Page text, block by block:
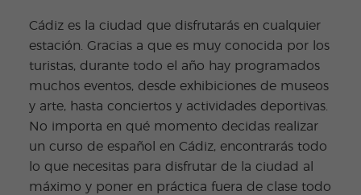
Cádiz es la ciudad que disfrutarás en cualquier
estación. Gracias a que es muy conocida por los
turistas, durante todo el año hay programados
muchos eventos, desde exhibiciones de museos
y arte, hasta conciertos y actividades deportivas.
No importa en qué momento decidas realizar
un curso de español en Cádiz, encontrarás todo
lo que necesitas para disfrutar de la ciudad al
máximo y poner en práctica fuera de clase todo